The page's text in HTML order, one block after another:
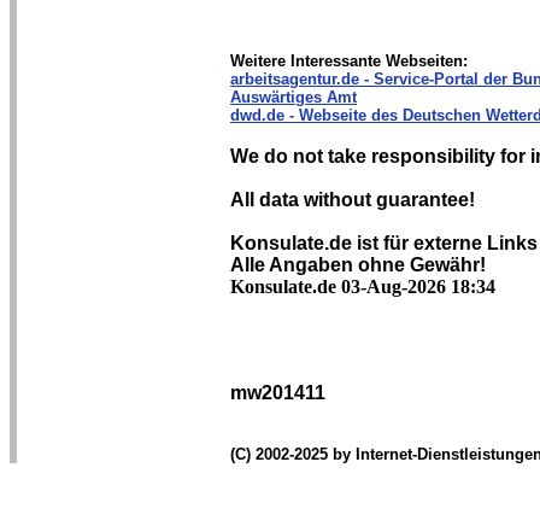
Weitere Interessante Webseiten:
arbeitsagentur.de - Service-Portal der
Auswärtiges Amt
dwd.de - Webseite des Deutschen
We do not take responsibility for
All data without guarantee!
Konsulate.de ist für externe
Alle Angaben ohne Gewähr!
Konsulate.de 03-Aug-2026 18:34
mw201411
(C) 2002-2025 by Internet-